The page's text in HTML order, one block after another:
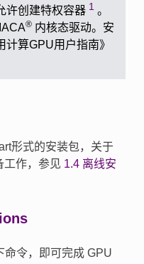
许创建特权容器 1。
®内核态驱动。安
算GPU用户指南》
形式的安装包，关于
工作，参见 1.4 离线安
命令，即可完成 GPU